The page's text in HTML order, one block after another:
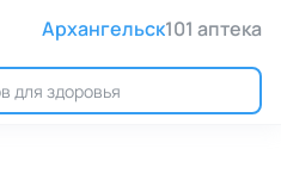
Архангельск101 аптека